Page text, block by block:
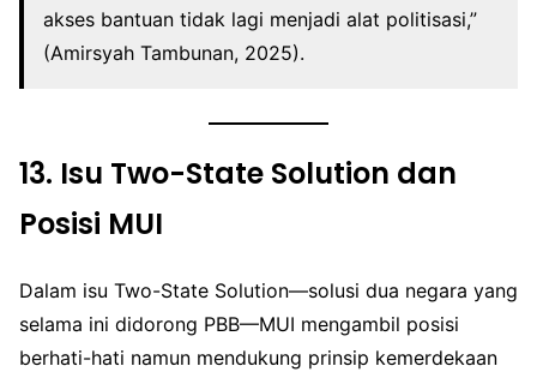
akses bantuan tidak lagi menjadi alat politisasi,”
(Amirsyah Tambunan, 2025).
13. Isu Two-State Solution dan
Posisi MUI
Dalam isu Two-State Solution—solusi dua negara yang
selama ini didorong PBB—MUI mengambil posisi
berhati-hati namun mendukung prinsip kemerdekaan